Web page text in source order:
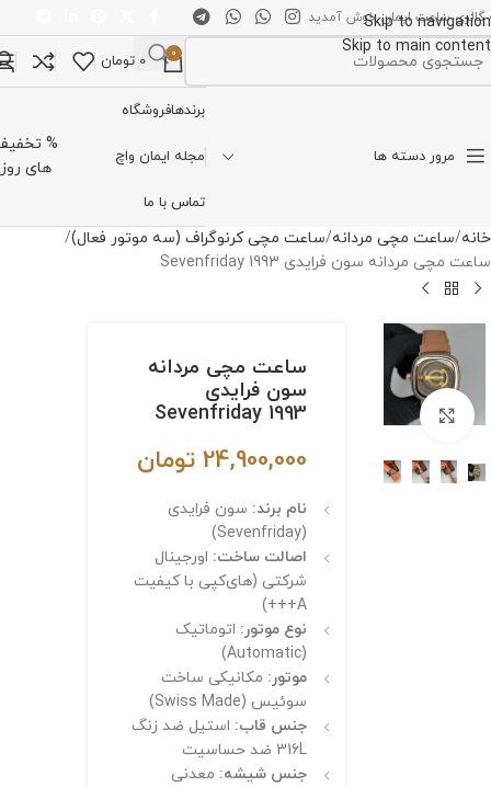
Skip to navigation
Skip to main content
گالری ساعت ایمان خوش آمدید
0
0 تومان
مرور دسته ها
برندهافروشگاه
مجله ایمان واچ
تماس با ما
%
های روز
خانه ساعت مچی مردانه ساعت مچی کرنوگراف (سه موتور فعال)
ساعت مچی مردانه سون فرایدی Sevenfriday 1993
برای بزرگنمایی کلیک کنید
ساعت مچی مردانه
سون فرایدی
Sevenfriday 1993
24,900,000 تومان
نام برند: سون فرایدی
(Sevenfriday)
اصالت ساخت: اورجینال
شرکتی (های‌کپی با کیفیت
A+++)
نوع موتور: اتوماتیک
(Automatic)
موتور: مکانیکی ساخت
سوئیس (Swiss Made)
جنس قاب: استیل ضد زنگ
316L ضد حساسیت
جنس شیشه: معدنی